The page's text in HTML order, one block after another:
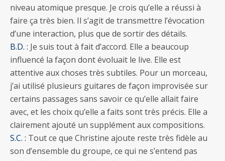
niveau atomique presque. Je crois qu’elle a réussi à
faire ça très bien. Il s’agit de transmettre l’évocation
d’une interaction, plus que de sortir des détails.
B.D. : Je suis tout à fait d’accord. Elle a beaucoup
influencé la façon dont évoluait le live. Elle est
attentive aux choses très subtiles. Pour un morceau,
j’ai utilisé plusieurs guitares de façon improvisée sur
certains passages sans savoir ce qu’elle allait faire
avec, et les choix qu’elle a faits sont très précis. Elle a
clairement ajouté un supplément aux compositions.
S.C. : Tout ce que Christine ajoute reste très fidèle au
son d’ensemble du groupe, ce qui ne s’entend pas